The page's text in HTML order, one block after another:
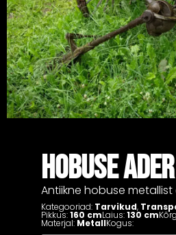
HOBUSE ADER
Antiikne hobuse
Kategooriad: Tarvikud,
Pikkus:160 cmLaius:130 cm
Materjal: MetallKogus: